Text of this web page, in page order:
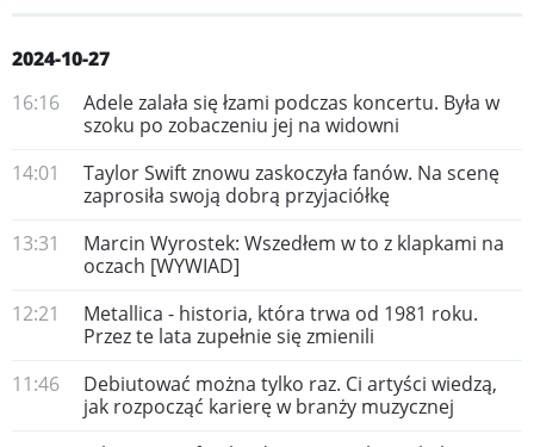
2024-10-27
16:16
Adele zalała się łzami podczas koncertu. Była w
szoku po zobaczeniu jej na widowni
14:01
Taylor Swift znowu zaskoczyła fanów. Na scenę
zaprosiła swoją dobrą przyjaciółkę
13:31
Marcin Wyrostek: Wszedłem w to z klapkami na
oczach [WYWIAD]
12:21
Metallica - historia, która trwa od 1981 roku.
Przez te lata zupełnie się zmienili
11:46
Debiutować można tylko raz. Ci artyści wiedzą,
jak rozpocząć karierę w branży muzycznej